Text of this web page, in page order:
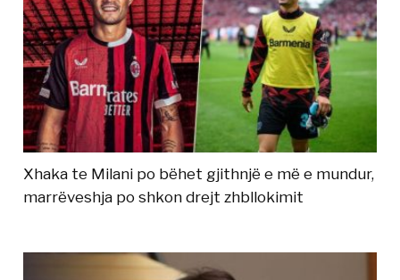
Xhaka te Milani po bëhet gjithnjë e më e mundur,
marrëveshja po shkon drejt zhbllokimit